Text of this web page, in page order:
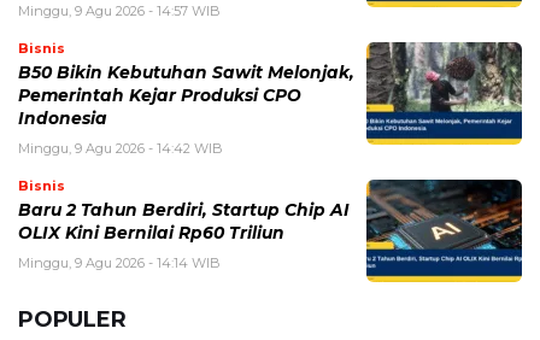
Minggu, 9 Agu 2026 - 14:57 WIB
Bisnis
B50 Bikin Kebutuhan Sawit Melonjak,
Pemerintah Kejar Produksi CPO
Indonesia
Minggu, 9 Agu 2026 - 14:42 WIB
Bisnis
Baru 2 Tahun Berdiri, Startup Chip AI
OLIX Kini Bernilai Rp60 Triliun
Minggu, 9 Agu 2026 - 14:14 WIB
POPULER